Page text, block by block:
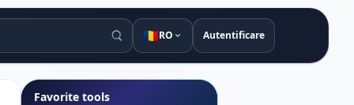
🇷🇴RO Autentificare
Favorite tools